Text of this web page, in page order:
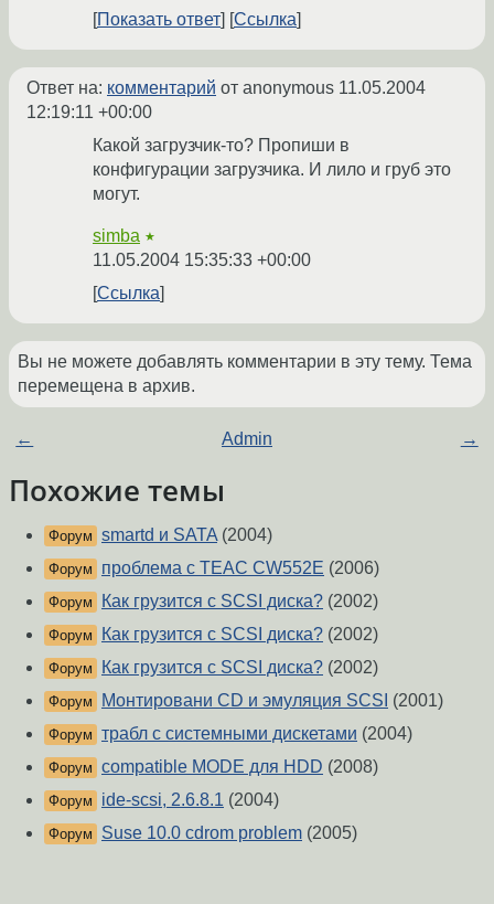
Показать ответ
Ссылка
Ответ на: комментарий от anonymous 11.05.2004
12:19:11 +00:00
Какой загрузчик-то? Пропиши в
конфигурации загрузчика. И лило и груб это
могут.
simba ★
11.05.2004 15:35:33 +00:00
Ссылка
Вы не можете добавлять комментарии в эту тему. Тема
перемещена в архив.
← Admin →
Похожие темы
Форум smartd и SATA (2004)
Форум проблема с TEAC CW552E (2006)
Форум Как грузится с SCSI диска? (2002)
Форум Как грузится с SCSI диска? (2002)
Форум Как грузится с SCSI диска? (2002)
Форум Монтировани CD и эмуляция SCSI (2001)
Форум трабл с системными дискетами (2004)
Форум compatible MODE для HDD (2008)
Форум ide-scsi, 2.6.8.1 (2004)
Форум Suse 10.0 cdrom problem (2005)